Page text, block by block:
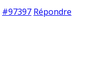
#97397 Répondre